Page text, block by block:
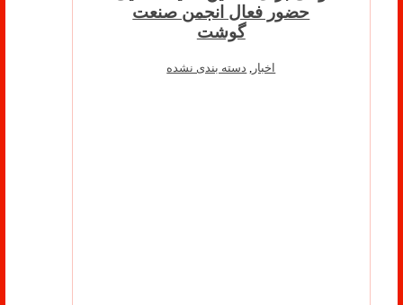
حضور فعال انجمن صنعت
گوشت
اخبار دسته بندی نشده